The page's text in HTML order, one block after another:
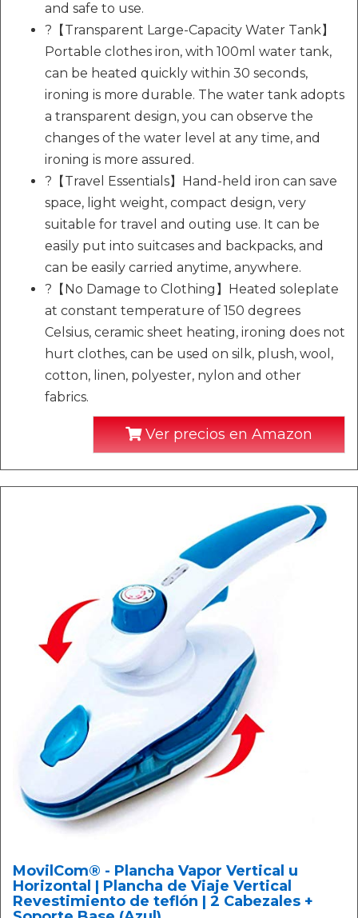
and safe to use.
?【Transparent Large-Capacity Water Tank】
Portable clothes iron, with 100ml water tank,
can be heated quickly within 30 seconds,
ironing is more durable. The water tank adopts
a transparent design, you can observe the
changes of the water level at any time, and
ironing is more assured.
?【Travel Essentials】Hand-held iron can save
space, light weight, compact design, very
suitable for travel and outing use. It can be
easily put into suitcases and backpacks, and
can be easily carried anytime, anywhere.
?【No Damage to Clothing】Heated soleplate
at constant temperature of 150 degrees
Celsius, ceramic sheet heating, ironing does not
hurt clothes, can be used on silk, plush, wool,
cotton, linen, polyester, nylon and other
fabrics.
Ver precios en Amazon
MovilCom® - Plancha Vapor Vertical u
Horizontal | Plancha de Viaje Vertical
Revestimiento de teflón | 2 Cabezales +